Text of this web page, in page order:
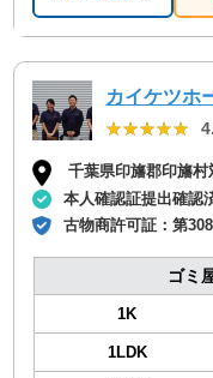
カイケツホ
★★★★★
★★★★★
千葉県印旛郡印旛村
本人確認証提出確認
古物商許可証：第
ゴミ
1K
1LDK